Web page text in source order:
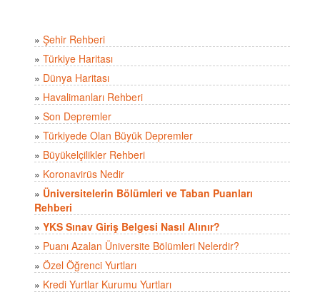
» Şehir Rehberi
» Türkiye Haritası
» Dünya Haritası
» Havalimanları Rehberi
» Son Depremler
» Türkiyede Olan Büyük Depremler
» Büyükelçilikler Rehberi
» Koronavirüs Nedir
» Üniversitelerin Bölümleri ve Taban Puanları
Rehberi
» YKS Sınav Giriş Belgesi Nasıl Alınır?
» Puanı Azalan Üniversite Bölümleri Nelerdir?
» Özel Öğrenci Yurtları
» Kredi Yurtlar Kurumu Yurtları